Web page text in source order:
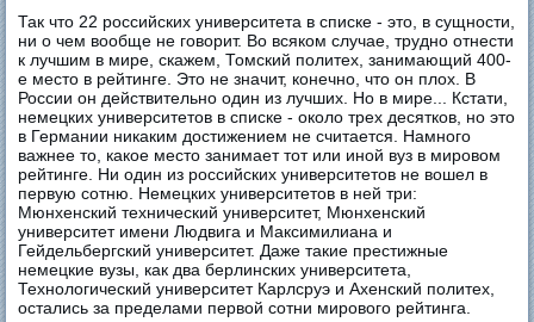
Так что 22 российских университета в списке - это, в сущности,
ни о чем вообще не говорит. Во всяком случае, трудно отнести
к лучшим в мире, скажем, Томский политех, занимающий 400-
е место в рейтинге. Это не значит, конечно, что он плох. В
России он действительно один из лучших. Но в мире... Кстати,
немецких университетов в списке - около трех десятков, но это
в Германии никаким достижением не считается. Намного
важнее то, какое место занимает тот или иной вуз в мировом
рейтинге. Ни один из российских университетов не вошел в
первую сотню. Немецких университетов в ней три:
Мюнхенский технический университет, Мюнхенский
университет имени Людвига и Максимилиана и
Гейдельбергский университет. Даже такие престижные
немецкие вузы, как два берлинских университета,
Технологический университет Карлсруэ и Ахенский политех,
остались за пределами первой сотни мирового рейтинга.